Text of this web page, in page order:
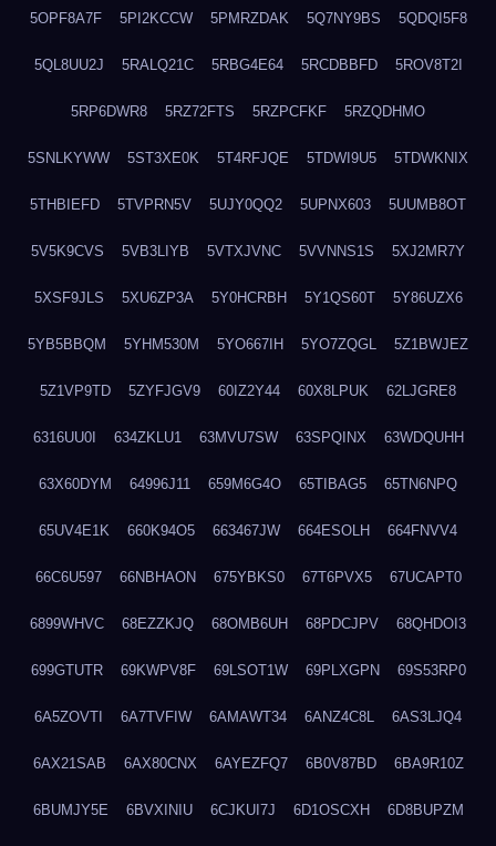
5OPF8A7F 5PI2KCCW 5PMRZDAK 5Q7NY9BS 5QDQI5F8
5QL8UU2J 5RALQ21C 5RBG4E64 5RCDBBFD 5ROV8T2I
5RP6DWR8 5RZ72FTS 5RZPCFKF 5RZQDHMO
5SNLKYWW 5ST3XE0K 5T4RFJQE 5TDWI9U5 5TDWKNIX
5THBIEFD 5TVPRN5V 5UJY0QQ2 5UPNX603 5UUMB8OT
5V5K9CVS 5VB3LIYB 5VTXJVNC 5VVNNS1S 5XJ2MR7Y
5XSF9JLS 5XU6ZP3A 5Y0HCRBH 5Y1QS60T 5Y86UZX6
5YB5BBQM 5YHM530M 5YO667IH 5YO7ZQGL 5Z1BWJEZ
5Z1VP9TD 5ZYFJGV9 60IZ2Y44 60X8LPUK 62LJGRE8
6316UU0I 634ZKLU1 63MVU7SW 63SPQINX 63WDQUHH
63X60DYM 64996J11 659M6G4O 65TIBAG5 65TN6NPQ
65UV4E1K 660K94O5 663467JW 664ESOLH 664FNVV4
66C6U597 66NBHAON 675YBKS0 67T6PVX5 67UCAPT0
6899WHVC 68EZZKJQ 68OMB6UH 68PDCJPV 68QHDOI3
699GTUTR 69KWPV8F 69LSOT1W 69PLXGPN 69S53RP0
6A5ZOVTI 6A7TVFIW 6AMAWT34 6ANZ4C8L 6AS3LJQ4
6AX21SAB 6AX80CNX 6AYEZFQ7 6B0V87BD 6BA9R10Z
6BUMJY5E 6BVXINIU 6CJKUI7J 6D1OSCXH 6D8BUPZM